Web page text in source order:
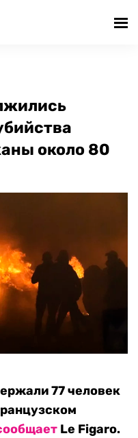
около 80
77 человек
Le Figaro.